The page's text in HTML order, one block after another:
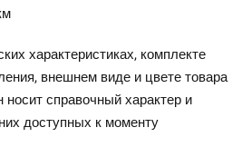
характеристиках, комплекте
внешнем виде и цвете товара
носит справочный характер и
доступных к моменту